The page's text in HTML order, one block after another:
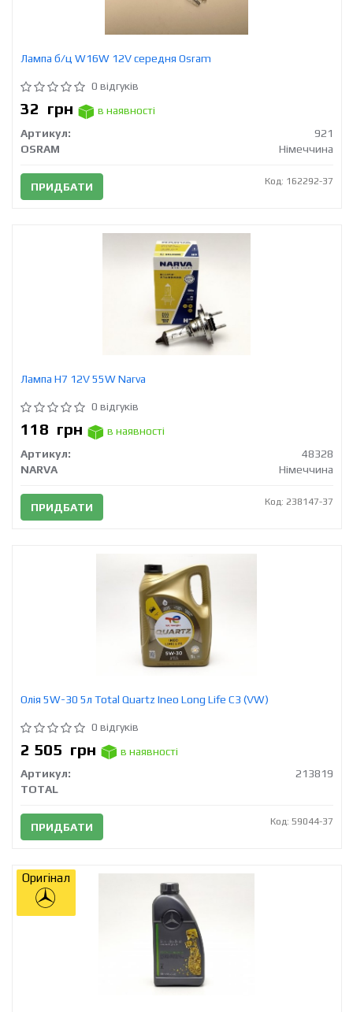
Лампа б/ц W16W 12V середня Osram
0 відгуків
32 грн
в наявності
Артикул:
921
OSRAM
Німеччина
ПРИДБАТИ Код: 162292-37
Лампа H7 12V 55W Narva
0 відгуків
118 грн
в наявності
Артикул:
48328
NARVA
Німеччина
ПРИДБАТИ Код: 238147-37
Олія 5W-30 5л Total Quartz Ineo Long Life C3 (VW)
0 відгуків
2 505 грн
в наявності
Артикул:
213819
TOTAL
ПРИДБАТИ Код: 59044-37
Оригінал